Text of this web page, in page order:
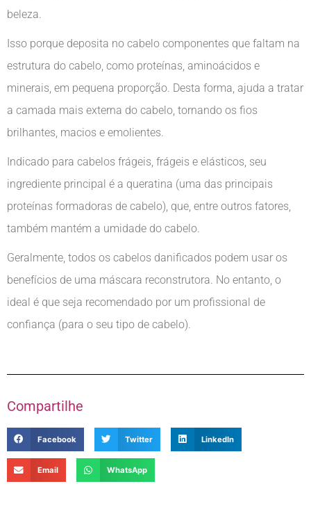
beleza.
Isso porque deposita no cabelo componentes que faltam na
estrutura do cabelo, como proteínas, aminoácidos e
minerais, em pequena proporção. Desta forma, ajuda a tratar
a camada mais externa do cabelo, tornando os fios
brilhantes, macios e emolientes.
Indicado para cabelos frágeis, frágeis e elásticos, seu
ingrediente principal é a queratina (uma das principais
proteínas formadoras de cabelo), que, entre outros fatores,
também mantém a umidade do cabelo.
Geralmente, todos os cabelos danificados podem usar os
benefícios de uma máscara reconstrutora. No entanto, o
ideal é que seja recomendado por um profissional de
confiança (para o seu tipo de cabelo).
Compartilhe
Facebook Twitter LinkedIn
Email WhatsApp